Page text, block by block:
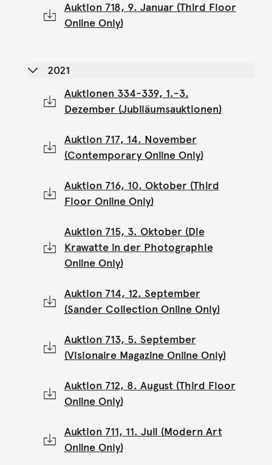
Auktion 718, 9. Januar (Third Floor
Online Only)
2021
Auktionen 334-339, 1.-3.
Dezember (Jubiläumsauktionen)
Auktion 717, 14. November
(Contemporary Online Only)
Auktion 716, 10. Oktober (Third
Floor Online Only)
Auktion 715, 3. Oktober (Die
Krawatte in der Photographie
Online Only)
Auktion 714, 12. September
(Sander Collection Online Only)
Auktion 713, 5. September
(Visionaire Magazine Online Only)
Auktion 712, 8. August (Third Floor
Online Only)
Auktion 711, 11. Juli (Modern Art
Online Only)